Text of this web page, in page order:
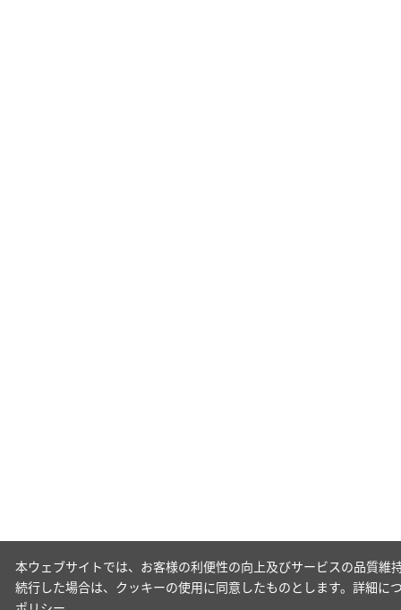
本ウェブサイトでは、お客様の利便性の向上及びサービスの品質
続行した場合は、クッキーの使用に同意したものとします。詳細